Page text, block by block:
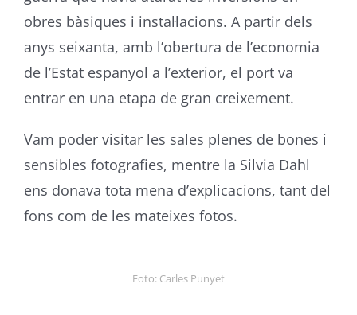
obres bàsiques i instal·lacions. A partir dels
anys seixanta, amb l’obertura de l’economia
de l’Estat espanyol a l’exterior, el port va
entrar en una etapa de gran creixement.
Vam poder visitar les sales plenes de bones i
sensibles fotografies, mentre la Silvia Dahl
ens donava tota mena d’explicacions, tant del
fons com de les mateixes fotos.
Foto: Carles Punyet